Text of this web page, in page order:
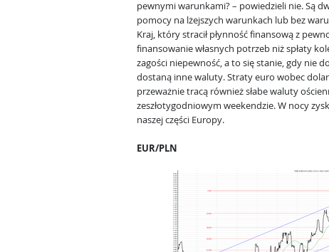
pewnymi warunkami? – powiedzieli nie. Są
pomocy na lżejszych warunkach lub bez
Kraj, który stracił płynność finansową z
finansowanie własnych potrzeb niż spłaty
zagości niepewność, a to się stanie, gdy nie
dostaną inne waluty. Straty euro wobec
przeważnie tracą również słabe waluty
zeszłotygodniowym weekendzie. W nocy
naszej części Europy.
EUR/PLN